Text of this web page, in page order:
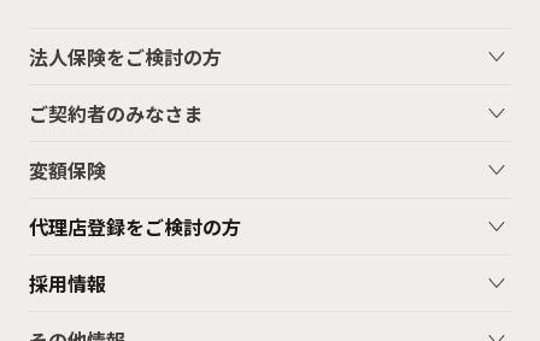
法人保険をご検討の方
ご契約者のみなさま
変額保険
代理店登録をご検討の方
採用情報